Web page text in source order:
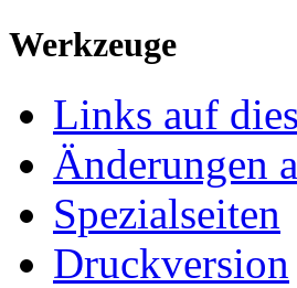
Werkzeuge
Links auf
Änderungen
Spezialseiten
Druckversion